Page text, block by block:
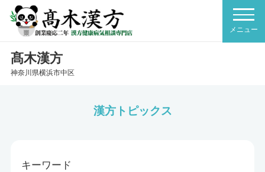
髙木漢方
神奈川県横浜市中区
漢方トピックス
キーワード